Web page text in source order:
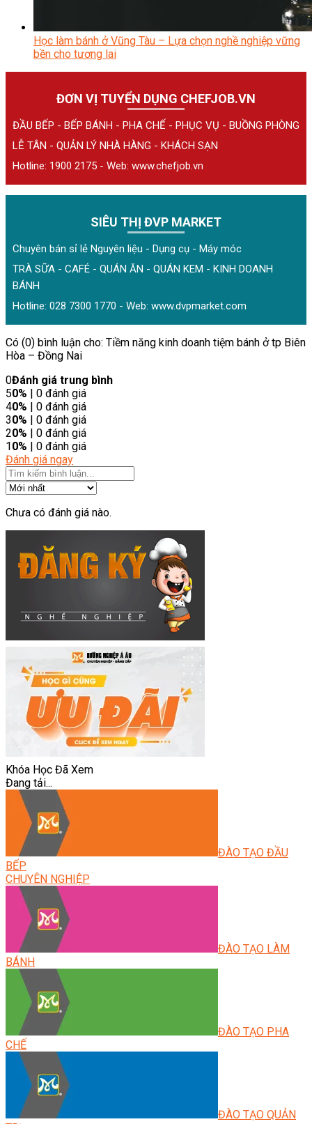
Học làm bánh ở Vũng Tàu – Lựa chọn nghề nghiệp vững
bền cho tương lai
ĐƠN VỊ TUYỂN DỤNG CHEFJOB.VN
ĐẦU BẾP - BẾP BÁNH - PHA CHẾ - PHỤC VỤ - BUỒNG PHÒNG
LỄ TÂN - QUẢN LÝ NHÀ HÀNG - KHÁCH SẠN
Hotline: 1900 2175 - Web: www.chefjob.vn
SIÊU THỊ ĐVP MARKET
Chuyên bán sỉ lẻ Nguyên liệu - Dụng cụ - Máy móc
TRÀ SỮA - CAFÉ - QUÁN ĂN - QUÁN KEM - KINH DOANH
BÁNH
Hotline: 028 7300 1770 - Web: www.dvpmarket.com
Có (0) bình luận cho: Tiềm năng kinh doanh tiệm bánh ở tp Biên
Hòa – Đồng Nai
0Đánh giá trung bình
50% | 0 đánh giá
40% | 0 đánh giá
30% | 0 đánh giá
20% | 0 đánh giá
10% | 0 đánh giá
Đánh giá ngay
Chưa có đánh giá nào.
Khóa Học Đã Xem
Đang tải...
ĐÀO TẠO ĐẦU
BẾP
CHUYÊN NGHIỆP
ĐÀO TẠO LÀM
BÁNH
ĐÀO TẠO PHA
CHẾ
ĐÀO TẠO QUẢN